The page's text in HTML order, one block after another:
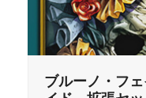
ブルーノ・フ